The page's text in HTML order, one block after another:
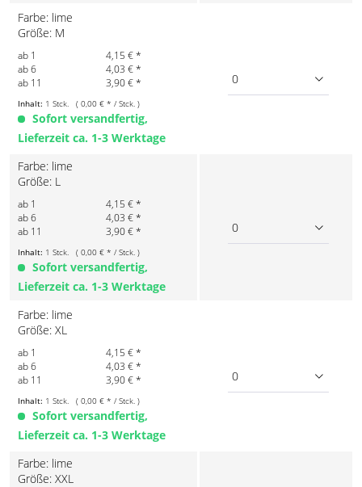
Farbe: lime
Größe: M
ab 1
4,15 € *
ab 6
4,03 € *
ab 11
3,90 € *
Inhalt: 1 Stck. ( 0,00 € * / Stck. )
Sofort versandfertig,
Lieferzeit ca. 1-3 Werktage
0
Farbe: lime
Größe: L
ab 1
4,15 € *
ab 6
4,03 € *
ab 11
3,90 € *
Inhalt: 1 Stck. ( 0,00 € * / Stck. )
Sofort versandfertig,
Lieferzeit ca. 1-3 Werktage
0
Farbe: lime
Größe: XL
ab 1
4,15 € *
ab 6
4,03 € *
ab 11
3,90 € *
Inhalt: 1 Stck. ( 0,00 € * / Stck. )
Sofort versandfertig,
Lieferzeit ca. 1-3 Werktage
0
Farbe: lime
Größe: XXL